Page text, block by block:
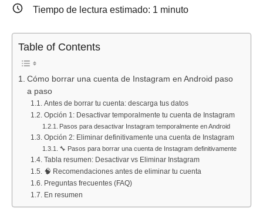
Tiempo de lectura estimado: 1 minuto
Table of Contents
Cómo borrar una cuenta de Instagram en Android paso
a paso
Antes de borrar tu cuenta: descarga tus datos
Opción 1: Desactivar temporalmente tu cuenta de Instagram
Pasos para desactivar Instagram temporalmente en Android
Opción 2: Eliminar definitivamente una cuenta de Instagram
🔧 Pasos para borrar una cuenta de Instagram definitivamente
Tabla resumen: Desactivar vs Eliminar Instagram
🧠 Recomendaciones antes de eliminar tu cuenta
Preguntas frecuentes (FAQ)
En resumen
en
instala
el
máximo
partido
para
tus
protege
tu
móvil
optimiza
tu
de
AliExpress
a
paso